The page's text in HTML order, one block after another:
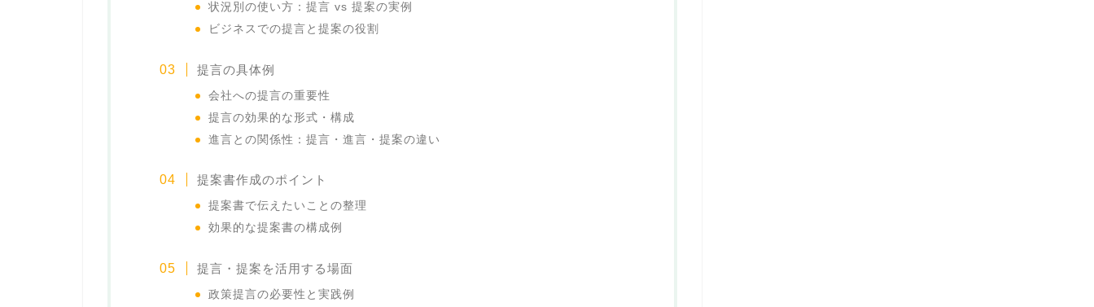
状況別の使い方：提言 vs 提案の実例
ビジネスでの提言と提案の役割
提言の具体例
会社への提言の重要性
提言の効果的な形式・構成
進言との関係性：提言・進言・提案の違い
提案書作成のポイント
提案書で伝えたいことの整理
効果的な提案書の構成例
提言・提案を活用する場面
政策提言の必要性と実践例